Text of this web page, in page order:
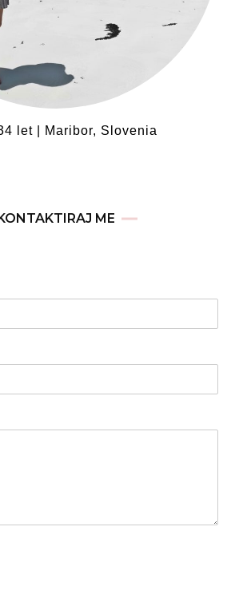
let | Maribor, Slovenia
KONTAKTIRAJ ME